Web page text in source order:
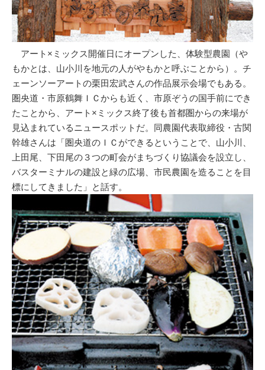
アート×ミックス開催日にオープンした、体験型農園（や
もかとは、山小川を地元の人がやもかと呼ぶことから）。チ
ェーンソーアートの栗田宏武さんの作品展示会場でもある。
圏央道・市原鶴舞ＩＣからも近く、市原ぞうの国手前にでき
たことから、アート×ミックス終了後も首都圏からの来場が
見込まれているニュースポットだ。同農園代表取締役・古関
幹雄さんは「圏央道のＩＣができるということで、山小川、
上田尾、下田尾の３つの町会がまちづくり協議会を設立し、
バスターミナルの建設と緑の広場、市民農園を造ることを目
標にしてきました」と話す。